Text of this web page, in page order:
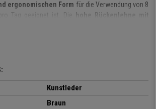
ergonomischen Form für die Verwendung von 8
Tag geeignet ist. Die hohe Rückenlehne mit
mit sehr hoher Dichte (50kg/m3)
längerem Gebrauch wichtig ist. Darüber hinaus sins
Kunstleder
Braun